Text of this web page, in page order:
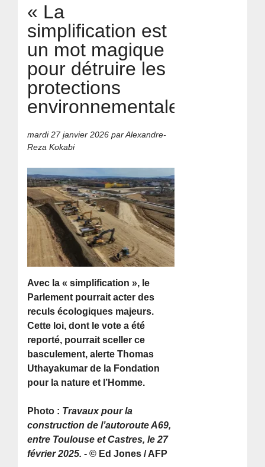
« La
simplification est
un mot magique
pour détruire les
protections
environnementales »
mardi 27 janvier 2026 par Alexandre-
Reza Kokabi
Avec la « simplification », le
Parlement pourrait acter des
reculs écologiques majeurs.
Cette loi, dont le vote a été
reporté, pourrait sceller ce
basculement, alerte Thomas
Uthayakumar de la Fondation
pour la nature et l’Homme.
Photo : Travaux pour la
construction de l’autoroute A69,
entre Toulouse et Castres, le 27
février 2025.- © Ed Jones / AFP